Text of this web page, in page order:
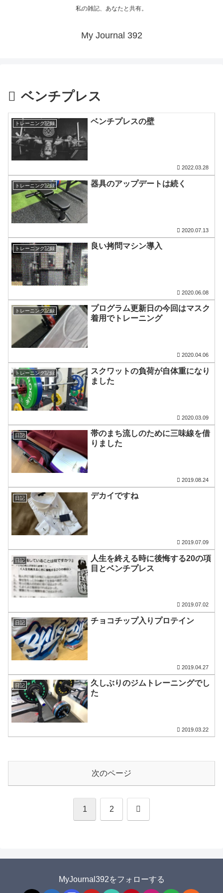
私の雑記、あなたと共有。
My Journal 392
ベンチプレス
トレーニング記録 ベンチプレスの壁
2022.03.28
トレーニング記録 器具のアップデートは続く
2020.07.13
トレーニング記録 良い拷問マシン導入
2020.06.08
トレーニング記録
プログラム更新日の今回はマスク
着用でトレーニング
2020.04.06
トレーニング記録
スクワットの負荷が自体重になり
ました
2020.03.09
日記
帯のまち流しのために三味線を借
りました
2019.08.24
日記 デカイですね
2019.07.09
日記
人生を終える時に後悔する20の項
目とベンチプレス
2019.07.02
日記 チョコチップ入りプロテイン
2019.04.27
日記
久しぶりのジムトレーニングでし
た
2019.03.22
次のページ
1 2 次
MyJournal392をフォローする